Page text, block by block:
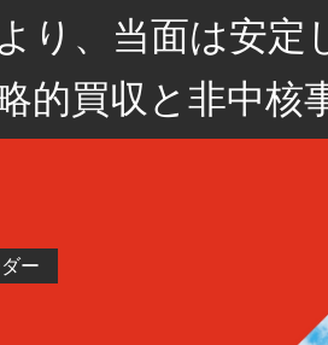
り、当面は安定
的買収と非中核
ー